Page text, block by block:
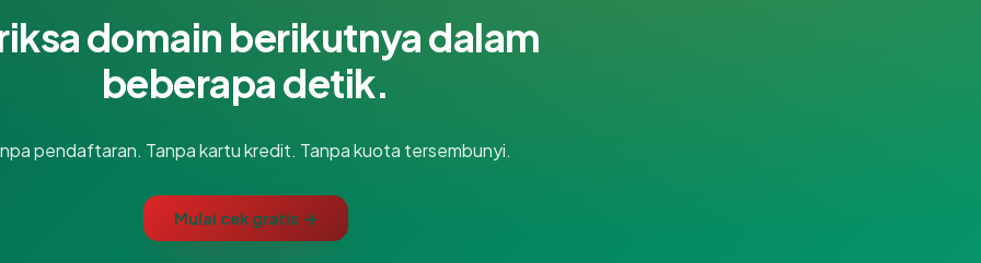
domain berikutnya dalam
beberapa detik.
pendaftaran. Tanpa kartu kredit. Tanpa kuota tersembunyi.
Mulai cek gratis →